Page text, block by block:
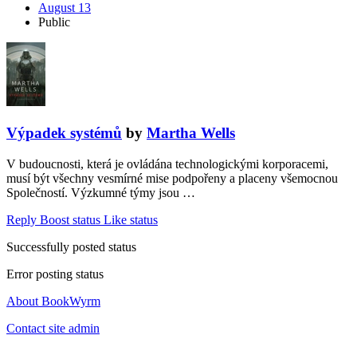
August 13
Public
Výpadek systémů by Martha Wells
V budoucnosti, která je ovládána technologickými korporacemi,
musí být všechny vesmírné mise podpořeny a placeny všemocnou
Společností. Výzkumné týmy jsou …
Reply Boost status Like status
Successfully posted status
Error posting status
About BookWyrm
Contact site admin